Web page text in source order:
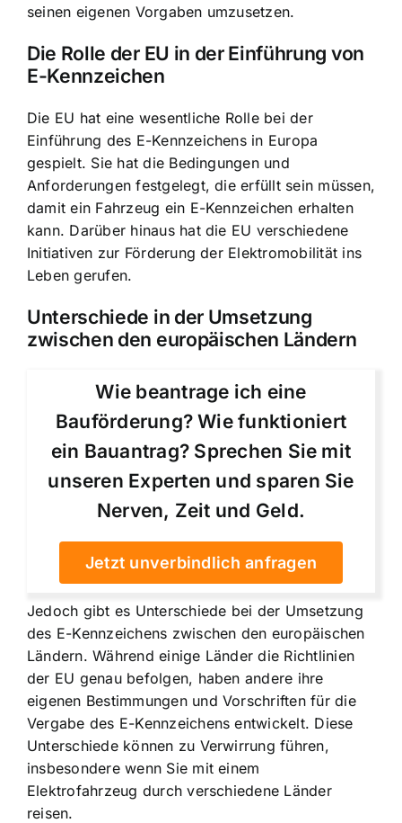
seinen eigenen Vorgaben umzusetzen.
Die Rolle der EU in der Einführung von
E-Kennzeichen
Die EU hat eine wesentliche Rolle bei der
Einführung des E-Kennzeichens in Europa
gespielt. Sie hat die Bedingungen und
Anforderungen festgelegt, die erfüllt sein müssen,
damit ein Fahrzeug ein E-Kennzeichen erhalten
kann. Darüber hinaus hat die EU verschiedene
Initiativen zur Förderung der Elektromobilität ins
Leben gerufen.
Unterschiede in der Umsetzung
zwischen den europäischen Ländern
Wie beantrage ich eine
Bauförderung? Wie funktioniert
ein Bauantrag? Sprechen Sie mit
unseren Experten und sparen Sie
Nerven, Zeit und Geld.
Jetzt unverbindlich anfragen
Jedoch gibt es Unterschiede bei der Umsetzung
des E-Kennzeichens zwischen den europäischen
Ländern. Während einige Länder die Richtlinien
der EU genau befolgen, haben andere ihre
eigenen Bestimmungen und Vorschriften für die
Vergabe des E-Kennzeichens entwickelt. Diese
Unterschiede können zu Verwirrung führen,
insbesondere wenn Sie mit einem
Elektrofahrzeug durch verschiedene Länder
reisen.